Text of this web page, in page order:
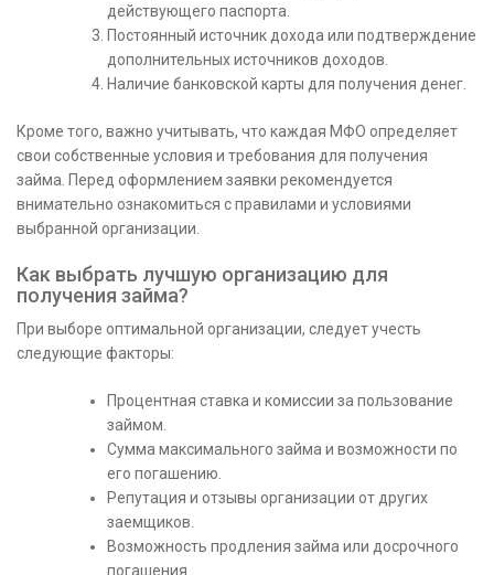
действующего паспорта.
Постоянный источник дохода или подтверждение
дополнительных источников доходов.
Наличие банковской карты для получения денег.
Кроме того, важно учитывать, что каждая МФО определяет
свои собственные условия и требования для получения
займа. Перед оформлением заявки рекомендуется
внимательно ознакомиться с правилами и условиями
выбранной организации.
Как выбрать лучшую организацию для
получения займа?
При выборе оптимальной организации, следует учесть
следующие факторы:
Процентная ставка и комиссии за пользование
займом.
Сумма максимального займа и возможности по
его погашению.
Репутация и отзывы организации от других
заемщиков.
Возможность продления займа или досрочного
погашения.